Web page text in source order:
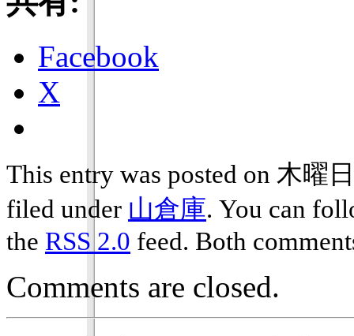
Facebook
X
This entry was posted on 木曜
filed under 山倉庫. You can
the RSS 2.0 feed. Both
Comments are closed.